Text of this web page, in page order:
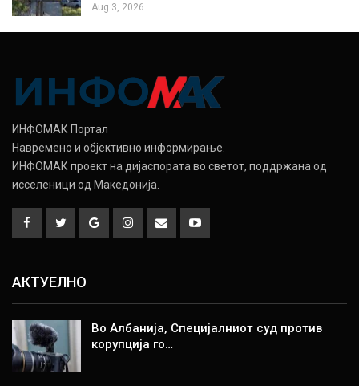
Aug 3, 2026
ИНФОМАК Портал
Навремено и објективно информирање.
ИНФОМАК проект на дијаспората во светот, поддржана од
исселеници од Македонија.
АКТУЕЛНО
Во Албанија, Специјалниот суд против
корупција го…